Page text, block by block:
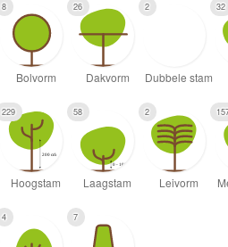
8 26 2 32
229 58 2
4 7